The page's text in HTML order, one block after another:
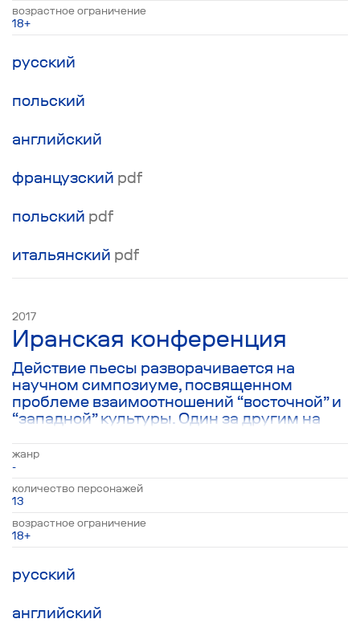
возрастное ограничение
18+
русский
польский
английский
французский pdf
польский pdf
итальянский pdf
Иранская конференция
2017
Действие пьесы разворачивается на
научном симпозиуме, посвященном
проблеме взаимоотношений “восточной” и
“западной” культуры. Один за другим на
университета выходят девять
представителей мировой
интеллектуальной элиты. Несмотря на
формат конференции и кажущуюся
сложность темы, герои постепенно от
своих заранее подготовленных докладов
переходят к вещам более частным и
сокровенным, чтобы поговорить о самом
важном и вечном — месте человека в
нашем мире и смысле жизни.
жанр
-
количество персонажей
13
возрастное ограничение
18+
русский
английский